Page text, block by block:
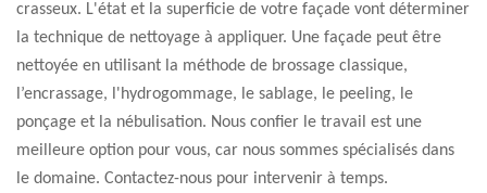
crasseux. L'état et la superficie de votre façade vont déterminer
la technique de nettoyage à appliquer. Une façade peut être
nettoyée en utilisant la méthode de brossage classique,
l’encrassage, l'hydrogommage, le sablage, le peeling, le
ponçage et la nébulisation. Nous confier le travail est une
meilleure option pour vous, car nous sommes spécialisés dans
le domaine. Contactez-nous pour intervenir à temps.